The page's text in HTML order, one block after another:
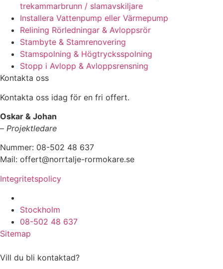
trekammarbrunn / slamavskiljare
Installera Vattenpump eller Värmepump
Relining Rörledningar & Avloppsrör
Stambyte & Stamrenovering
Stamspolning & Högtrycksspolning
Stopp i Avlopp & Avloppsrensning
Kontakta oss
Kontakta oss idag för en fri offert.
Oskar & Johan
– Projektledare
Nummer: 08-502 48 637
Mail: offert@norrtalje-rormokare.se
Integritetspolicy
Stockholm
08-502 48 637
Sitemap
Vill du bli kontaktad?